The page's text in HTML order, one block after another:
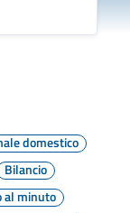
domestico
Bilancio
al minuto